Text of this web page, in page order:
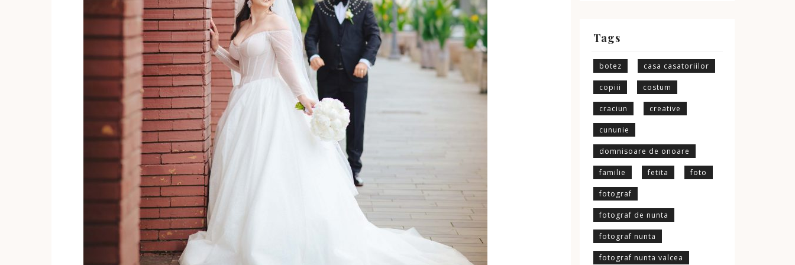
Tags
botez casa casatoriilor
copiii costum
craciun creative
cununie
domnisoare de onoare
familie fetita foto
fotograf
fotograf de nunta
fotograf nunta
fotograf nunta valcea